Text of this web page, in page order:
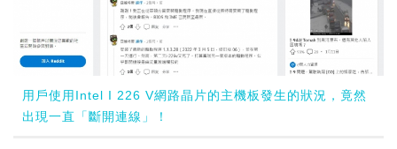
用戶使用Intel I 226 V網路晶片的主機板發生的狀況，竟然
出現一直「斷開連線」！